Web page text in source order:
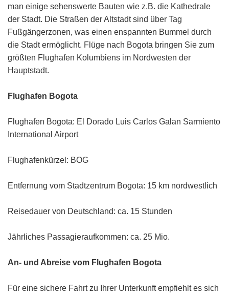
man einige sehenswerte Bauten wie z.B. die Kathedrale
der Stadt. Die Straßen der Altstadt sind über Tag
Fußgängerzonen, was einen enspannten Bummel durch
die Stadt ermöglicht. Flüge nach Bogota bringen Sie zum
größten Flughafen Kolumbiens im Nordwesten der
Hauptstadt.
Flughafen Bogota
Flughafen Bogota: El Dorado Luis Carlos Galan Sarmiento
International Airport
Flughafenkürzel: BOG
Entfernung vom Stadtzentrum Bogota: 15 km nordwestlich
Reisedauer von Deutschland: ca. 15 Stunden
Jährliches Passagieraufkommen: ca. 25 Mio.
An- und Abreise vom Flughafen Bogota
Für eine sichere Fahrt zu Ihrer Unterkunft empfiehlt es sich